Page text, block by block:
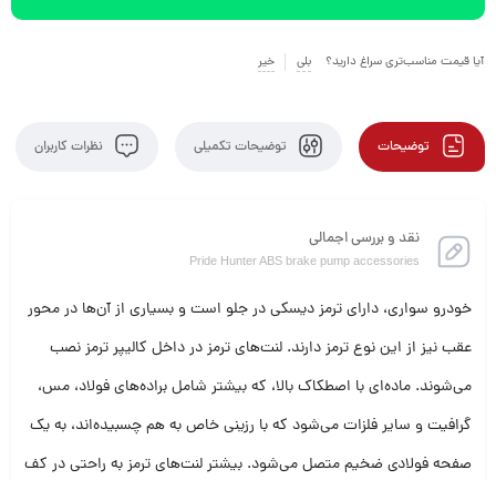
آیا قیمت مناسب‌تری سراغ دارید؟ بلی خیر
توضیحات توضیحات تکمیلی نظرات کاربران
نقد و بررسی اجمالی
Pride Hunter ABS brake pump accessories
خودرو سواری، دارای ترمز دیسکی در جلو است و بسیاری از آن‌ها در محور
عقب نیز از این نوع ترمز دارند. لنت‌های ترمز در داخل کالیپر ترمز نصب
می‌شوند. ماده‌ای با اصطکاک بالا، که بیشتر شامل براده‌های فولاد، مس،
گرافیت و سایر فلزات می‌شود که با رزینی خاص به هم چسبیده‌اند، به یک
صفحه فولادی ضخیم متصل می‌شود. بیشتر لنت‌های ترمز به راحتی در کف